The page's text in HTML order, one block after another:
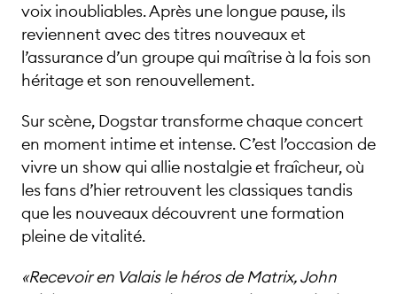
voix inoubliables. Après une longue pause, ils
reviennent avec des titres nouveaux et
l’assurance d’un groupe qui maîtrise à la fois son
héritage et son renouvellement.
Sur scène, Dogstar transforme chaque concert
en moment intime et intense. C’est l’occasion de
vivre un show qui allie nostalgie et fraîcheur, où
les fans d’hier retrouvent les classiques tandis
que les nouveaux découvrent une formation
pleine de vitalité.
«Recevoir en Valais le héros de Matrix, John